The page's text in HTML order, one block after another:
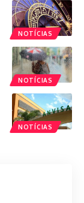
NOTÍCIAS
NOTÍCIAS
NOTÍCIAS